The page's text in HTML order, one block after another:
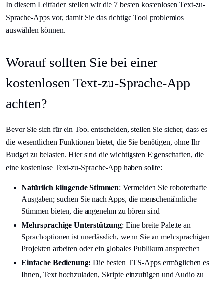
In diesem Leitfaden stellen wir die 7 besten kostenlosen Text-zu-
Sprache-Apps vor, damit Sie das richtige Tool problemlos
auswählen können.
Worauf sollten Sie bei einer
kostenlosen Text-zu-Sprache-App
achten?
Bevor Sie sich für ein Tool entscheiden, stellen Sie sicher, dass es
die wesentlichen Funktionen bietet, die Sie benötigen, ohne Ihr
Budget zu belasten. Hier sind die wichtigsten Eigenschaften, die
eine kostenlose Text-zu-Sprache-App haben sollte:
Natürlich klingende Stimmen: Vermeiden Sie roboterhafte
Ausgaben; suchen Sie nach Apps, die menschenähnliche
Stimmen bieten, die angenehm zu hören sind
Mehrsprachige Unterstützung: Eine breite Palette an
Sprachoptionen ist unerlässlich, wenn Sie an mehrsprachigen
Projekten arbeiten oder ein globales Publikum ansprechen
Einfache Bedienung: Die besten TTS-Apps ermöglichen es
Ihnen, Text hochzuladen, Skripte einzufügen und Audio zu